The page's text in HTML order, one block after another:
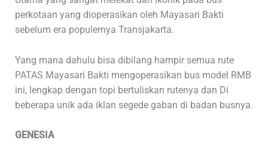
perkotaan yang dioperasikan oleh Mayasari Bakti
sebelum era populernya Transjakarta.
Yang mana dahulu bisa dibilang hampir semua rute
PATAS Mayasari Bakti mengoperasikan bus model RMB
ini, lengkap dengan topi bertuliskan rutenya dan Di
beberapa unik ada iklan segede gaban di badan busnya.
GENESIA